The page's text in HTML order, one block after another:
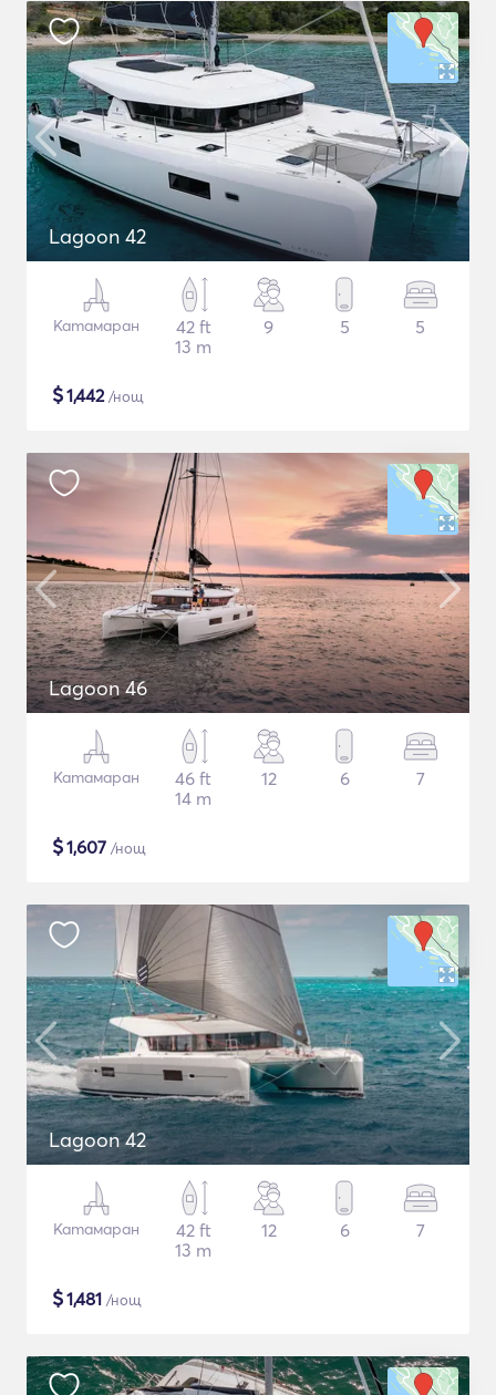
Lagoon 42
Катамаран
42 ft
13 m
9 5 5
$1,442/нощ
Lagoon 46
Катамаран
46 ft
14 m
12 6 7
$1,607 /нощ
Lagoon 42
Катамаран
42 ft
13 m
12 6 7
$1,481 /нощ